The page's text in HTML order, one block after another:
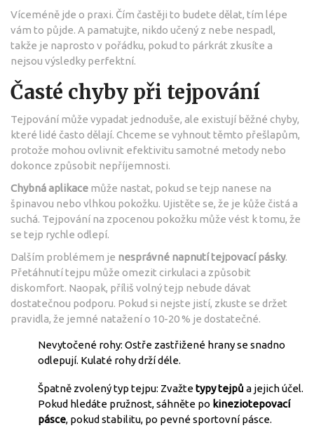
Víceméně jde o praxi. Čím častěji to budete dělat, tím lépe
vám to půjde. A pamatujte, nikdo učený z nebe nespadl,
takže je naprosto v pořádku, pokud to párkrát zkusíte a
nejsou výsledky perfektní.
Časté chyby při tejpování
Tejpování může vypadat jednoduše, ale existují běžné chyby,
které lidé často dělají. Chceme se vyhnout těmto přešlapům,
protože mohou ovlivnit efektivitu samotné metody nebo
dokonce způsobit nepříjemnosti.
Chybná aplikace může nastat, pokud se tejp nanese na
špinavou nebo vlhkou pokožku. Ujistěte se, že je kůže čistá a
suchá. Tejpování na zpocenou pokožku může vést k tomu, že
se tejp rychle odlepí.
Dalším problémem je nesprávné napnutítejpovací pásky.
Přetáhnutí tejpu může omezit cirkulaci a způsobit
diskomfort. Naopak, příliš volný tejp nebude dávat
dostatečnou podporu. Pokud si nejste jistí, zkuste se držet
pravidla, že jemné natažení o 10-20 % je dostatečné.
Nevytočené rohy: Ostře zastřižené hrany se snadno
odlepují. Kulaté rohy drží déle.
Špatně zvolený typ tejpu: Zvažtetypy tejpů a jejich účel.
Pokud hledáte pružnost, sáhněte po kineziotepovací
pásce, pokud stabilitu, po pevné sportovní pásce.